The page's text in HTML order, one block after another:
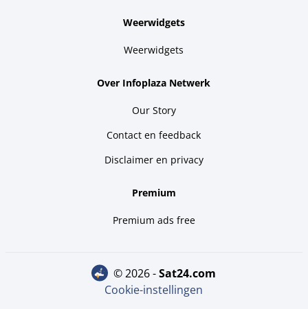
Weerwidgets
Weerwidgets
Over Infoplaza Netwerk
Our Story
Contact en feedback
Disclaimer en privacy
Premium
Premium ads free
© 2026 - sat24.com
Cookie-instellingen